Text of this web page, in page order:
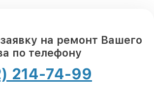
на ремонт Вашего
по телефону
214-74-99